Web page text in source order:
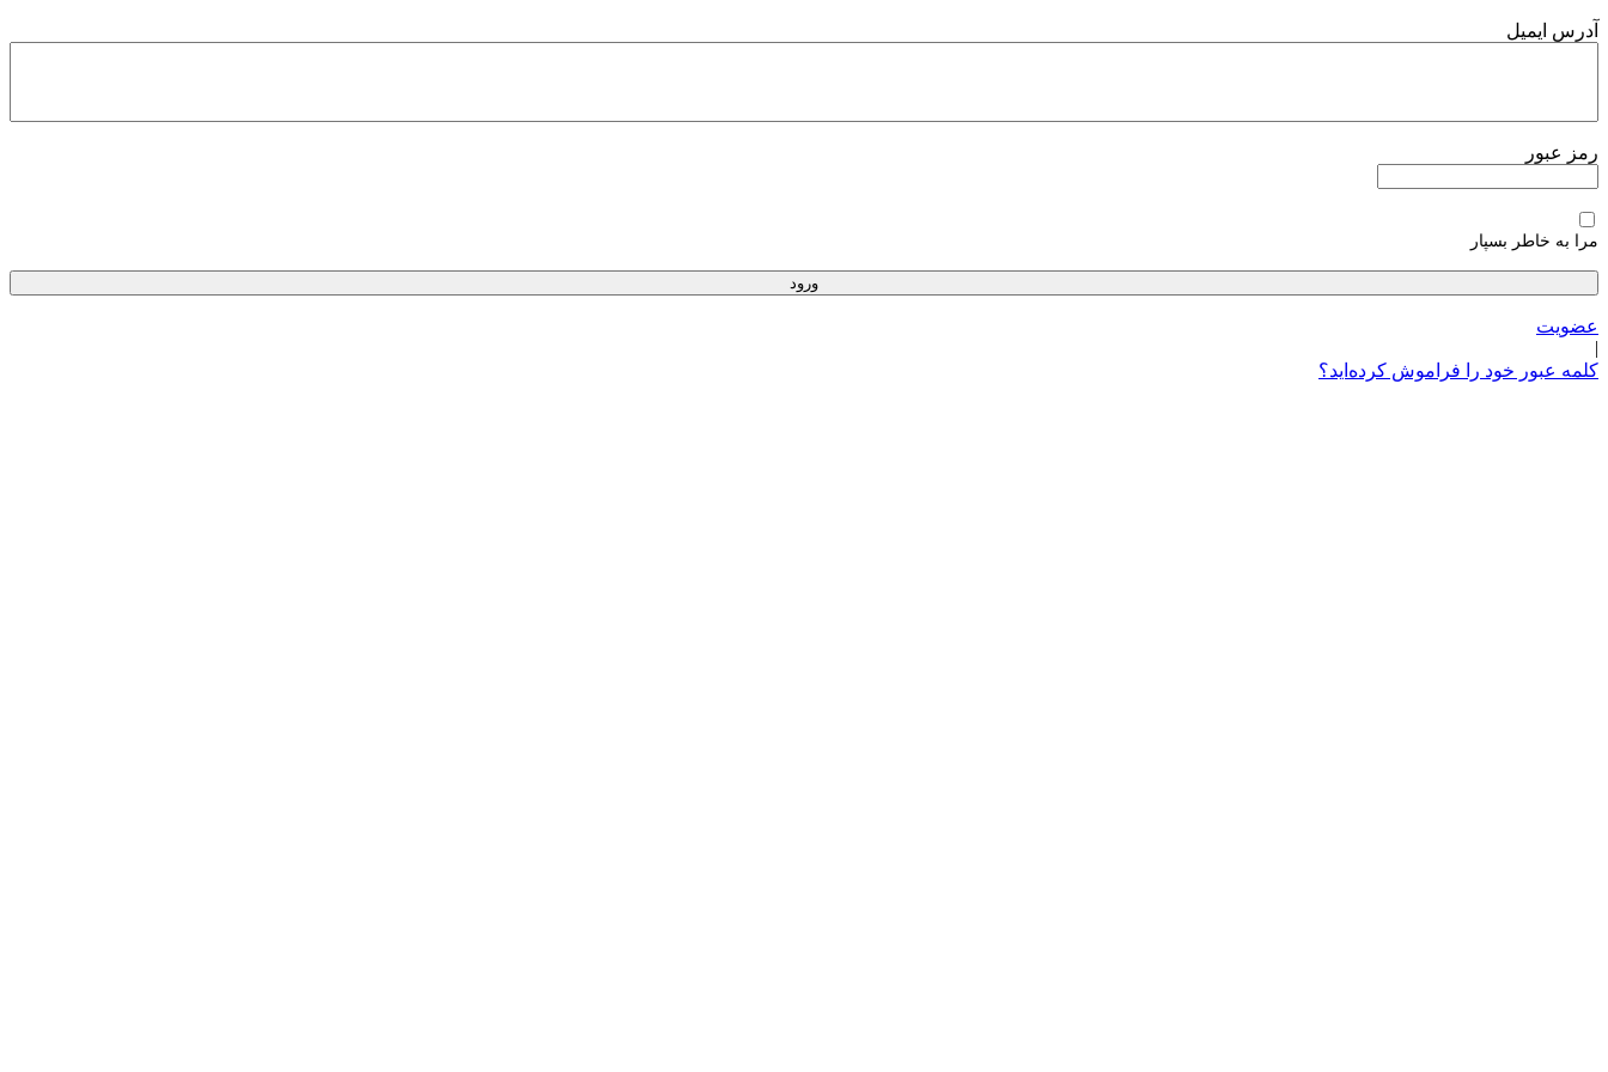
پرش
آدرس ایمیل
رمز عبور
مرا به خاطر بسپار
عضویت
|
کلمه عبور خود را فراموش کرده‌اید؟